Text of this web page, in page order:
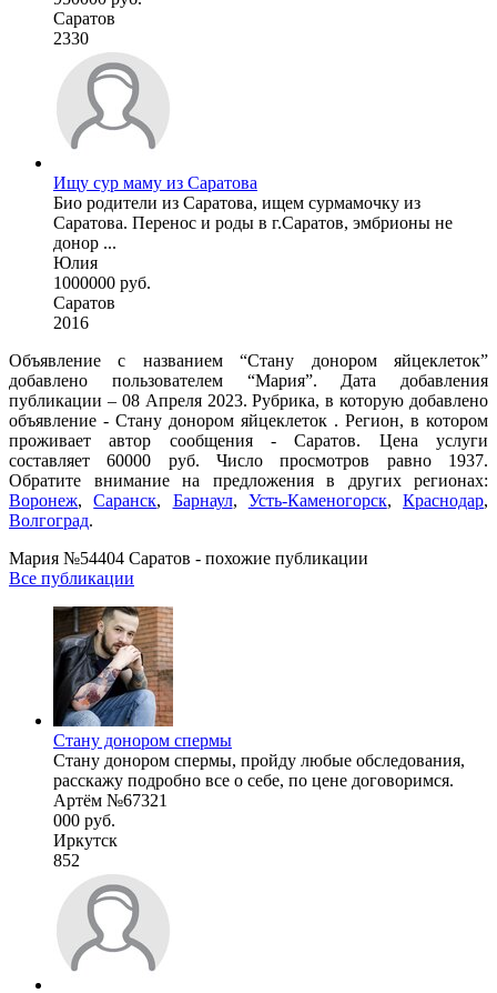
Саратов
2330
Ищу сур маму из Саратова
Био родители из Саратова, ищем сурмамочку из
Саратова. Перенос и роды в г.Саратов, эмбрионы не
донор ...
Юлия
1000000 руб.
Саратов
2016
Объявление с названием “Стану донором яйцеклеток”
добавлено пользователем “Мария”. Дата добавления
публикации – 08 Апреля 2023. Рубрика, в которую добавлено
объявление - Стану донором яйцеклеток . Регион, в котором
проживает автор сообщения - Саратов. Цена услуги
составляет 60000 руб. Число просмотров равно 1937.
Обратите внимание на предложения в других регионах:
Воронеж,Саранск, Барнаул, Усть-Каменогорск, Краснодар,
Волгоград.
Мария №54404 Саратов - похожие публикации
Все публикации
Стану донором спермы
Стану донором спермы, пройду любые обследования,
расскажу подробно все о себе, по цене договоримся.
Артём №67321
000 руб.
Иркутск
852